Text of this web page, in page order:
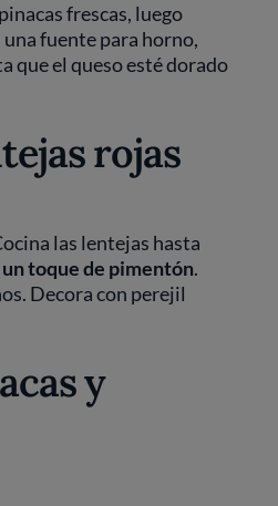
frescas, luego
fuente para horno,
que el queso esté dorado
rojas
las lentejas hasta
un toque de pimentón.
Decora con perejil
y